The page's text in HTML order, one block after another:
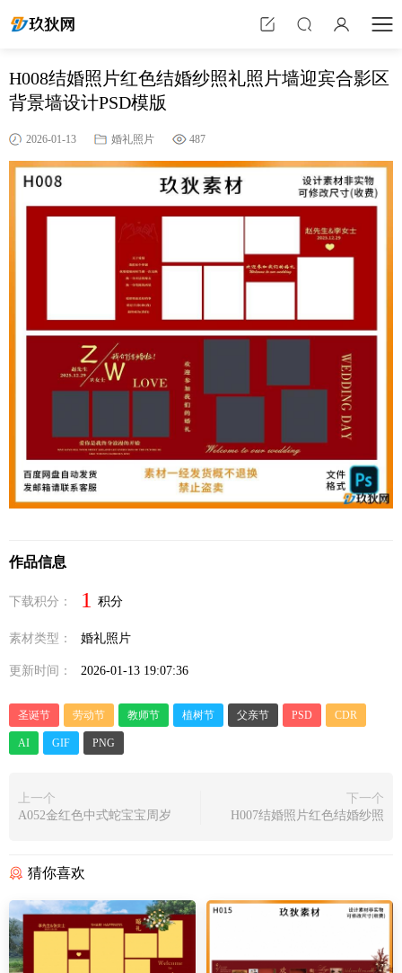
H008结婚照片红色结婚纱照礼照片墙迎宾合影区
背景墙设计PSD模版
2026-01-13 婚礼照片 487
作品信息
下载积分： 1 积分
素材类型： 婚礼照片
更新时间： 2026-01-13 19:07:36
圣诞节 劳动节 教师节 植树节 父亲节 PSD CDR
AI GIF PNG
上一个
A052金红色中式蛇宝宝周岁
下一个
H007结婚照片红色结婚纱照
猜你喜欢